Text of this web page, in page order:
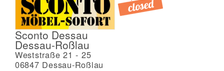
Sconto Dessau
Dessau-Roßlau
Weststraße 21 - 25
06847 Dessau-Roßlau